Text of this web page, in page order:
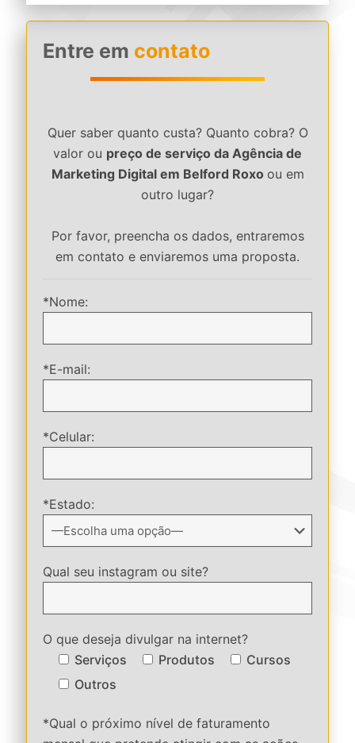
Entre em contato
Quer saber quanto custa? Quanto cobra? O
valor ou preço de serviço da Agência de
Marketing Digital em Belford Roxo ou em
outro lugar?
Por favor, preencha os dados, entraremos
em contato e enviaremos uma proposta.
*Nome:
*E-mail:
*Celular:
*Estado:
Qual seu instagram ou site?
O que deseja divulgar na internet?
Serviços
Produtos
Cursos
Outros
*Qual o próximo nível de faturamento